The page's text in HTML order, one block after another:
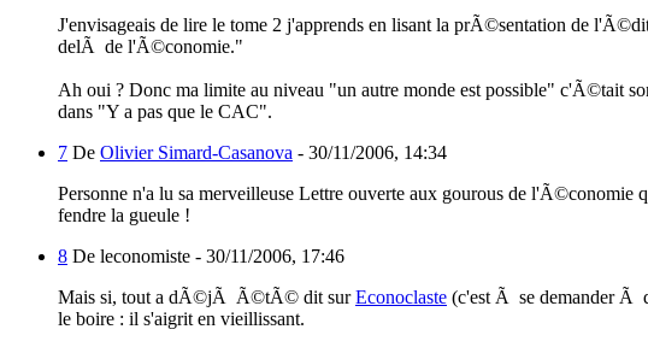
J'envisageais de lire le tome 2 j'apprends en lisant la prÃ©sentation de
delÃ de l'Ã©conomie."
Ah oui ? Donc ma limite au niveau "un autre monde est possible" c'Ã©tait
dans "Y a pas que le CAC".
7 De Olivier Simard-Casanova - 30/11/2006, 14:34
Personne n'a lu sa merveilleuse Lettre ouverte aux gourous de
fendre la gueule !
8 De leconomiste - 30/11/2006, 17:46
Mais si, tout a dÃ©jÃ Ã©tÃ© dit surEconoclaste (c'est Ã se demander Ã
le boire : il s'aigrit en vieillissant.